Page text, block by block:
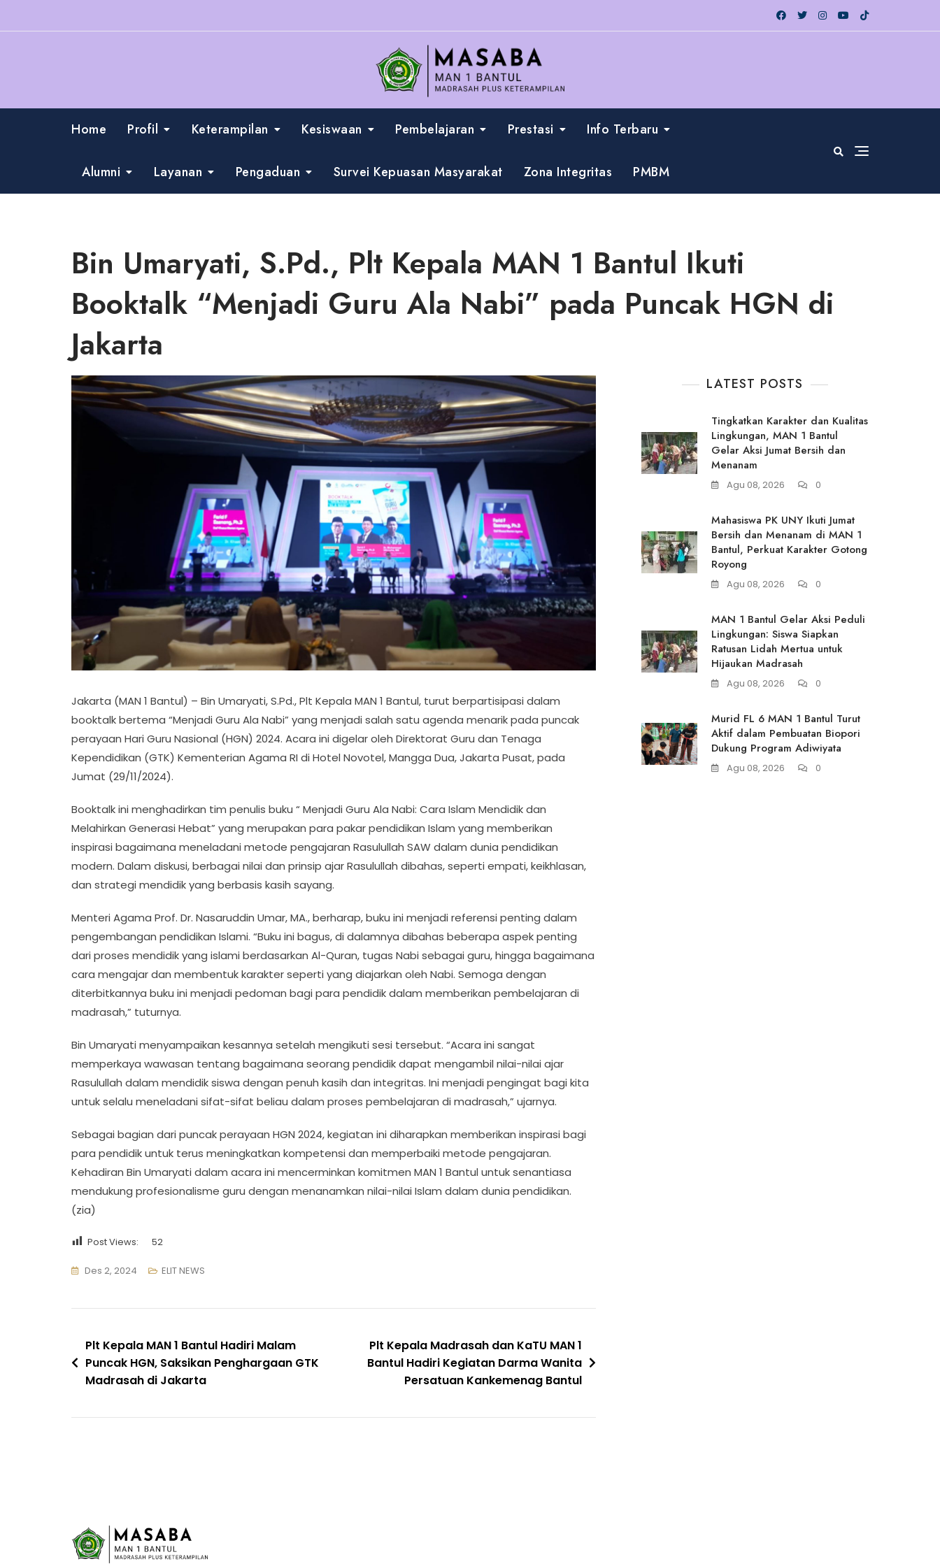
Home Profil Keterampilan Kesiswaan Pembelajaran Prestasi Info Terbaru
Alumni Layanan Pengaduan Survei Kepuasan Masyarakat Zona Integritas PMBM
Bin Umaryati, S.Pd., Plt Kepala MAN 1 Bantul Ikuti
Booktalk “Menjadi Guru Ala Nabi” pada Puncak HGN di
Jakarta
Jakarta (MAN 1 Bantul) – Bin Umaryati, S.Pd., Plt Kepala MAN 1 Bantul, turut berpartisipasi dalam
booktalk bertema “Menjadi Guru Ala Nabi” yang menjadi salah satu agenda menarik pada puncak
perayaan Hari Guru Nasional (HGN) 2024. Acara ini digelar oleh Direktorat Guru dan Tenaga
Kependidikan (GTK) Kementerian Agama RI di Hotel Novotel, Mangga Dua, Jakarta Pusat, pada
Jumat (29/11/2024).
Booktalk ini menghadirkan tim penulis buku “ Menjadi Guru Ala Nabi: Cara Islam Mendidik dan
Melahirkan Generasi Hebat” yang merupakan para pakar pendidikan Islam yang memberikan
inspirasi bagaimana meneladani metode pengajaran Rasulullah SAW dalam dunia pendidikan
modern. Dalam diskusi, berbagai nilai dan prinsip ajar Rasulullah dibahas, seperti empati, keikhlasan,
dan strategi mendidik yang berbasis kasih sayang.
Menteri Agama Prof. Dr. Nasaruddin Umar, MA., berharap, buku ini menjadi referensi penting dalam
pengembangan pendidikan Islami. “Buku ini bagus, di dalamnya dibahas beberapa aspek penting
dari proses mendidik yang islami berdasarkan Al-Quran, tugas Nabi sebagai guru, hingga bagaimana
cara mengajar dan membentuk karakter seperti yang diajarkan oleh Nabi. Semoga dengan
diterbitkannya buku ini menjadi pedoman bagi para pendidik dalam memberikan pembelajaran di
madrasah,” tuturnya.
Bin Umaryati menyampaikan kesannya setelah mengikuti sesi tersebut. “Acara ini sangat
memperkaya wawasan tentang bagaimana seorang pendidik dapat mengambil nilai-nilai ajar
Rasulullah dalam mendidik siswa dengan penuh kasih dan integritas. Ini menjadi pengingat bagi kita
untuk selalu meneladani sifat-sifat beliau dalam proses pembelajaran di madrasah,” ujarnya.
Sebagai bagian dari puncak perayaan HGN 2024, kegiatan ini diharapkan memberikan inspirasi bagi
para pendidik untuk terus meningkatkan kompetensi dan memperbaiki metode pengajaran.
Kehadiran Bin Umaryati dalam acara ini mencerminkan komitmen MAN 1 Bantul untuk senantiasa
mendukung profesionalisme guru dengan menanamkan nilai-nilai Islam dalam dunia pendidikan.
(zia)
Post Views: 52
Des 2, 2024 ELIT NEWS
Navigasi
pos
Plt Kepala MAN 1 Bantul Hadiri Malam
Puncak HGN, Saksikan Penghargaan GTK
Madrasah di Jakarta
Plt Kepala Madrasah dan KaTU MAN 1
Bantul Hadiri Kegiatan Darma Wanita
Persatuan Kankemenag Bantul
LATEST POSTS
Tingkatkan Karakter dan Kualitas
Lingkungan, MAN 1 Bantul
Gelar Aksi Jumat Bersih dan
Menanam
Agu 08, 2026 0
Mahasiswa PK UNY Ikuti Jumat
Bersih dan Menanam di MAN 1
Bantul, Perkuat Karakter Gotong
Royong
Agu 08, 2026 0
MAN 1 Bantul Gelar Aksi Peduli
Lingkungan: Siswa Siapkan
Ratusan Lidah Mertua untuk
Hijaukan Madrasah
Agu 08, 2026 0
Murid FL 6 MAN 1 Bantul Turut
Aktif dalam Pembuatan Biopori
Dukung Program Adiwiyata
Agu 08, 2026 0